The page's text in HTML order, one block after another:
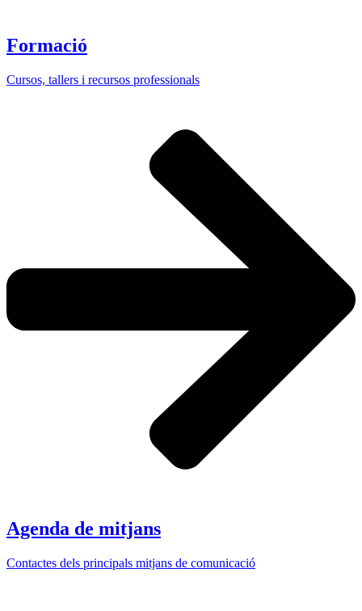
Formació
Cursos, tallers i recursos professionals
Agenda de mitjans
Contactes dels principals mitjans de comunicació